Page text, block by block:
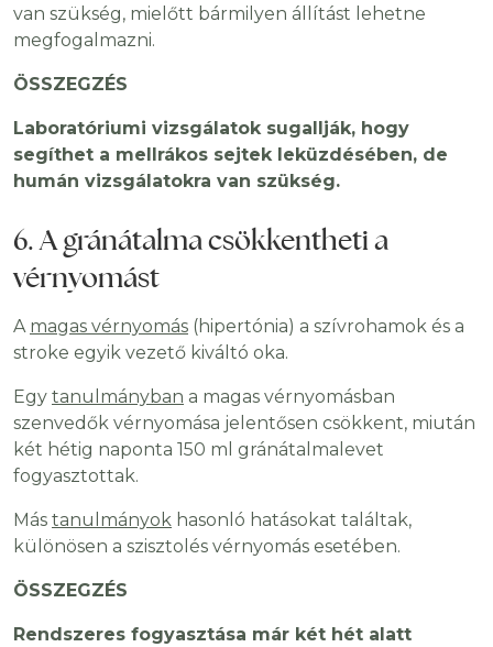
van szükség, mielőtt bármilyen állítást lehetne
megfogalmazni.
ÖSSZEGZÉS
Laboratóriumi vizsgálatok sugallják, hogy
segíthet a mellrákos sejtek leküzdésében, de
humán vizsgálatokra van szükség.
6. A gránátalma csökkentheti a
vérnyomást
A magas vérnyomás (hipertónia) a szívrohamok és a
stroke egyik vezető kiváltó oka.
Egy tanulmányban a magas vérnyomásban
szenvedők vérnyomása jelentősen csökkent, miután
két hétig naponta 150 ml gránátalmalevet
fogyasztottak.
Más tanulmányok hasonló hatásokat találtak,
különösen a szisztolés vérnyomás esetében.
ÖSSZEGZÉS
Rendszeres fogyasztása már két hét alatt